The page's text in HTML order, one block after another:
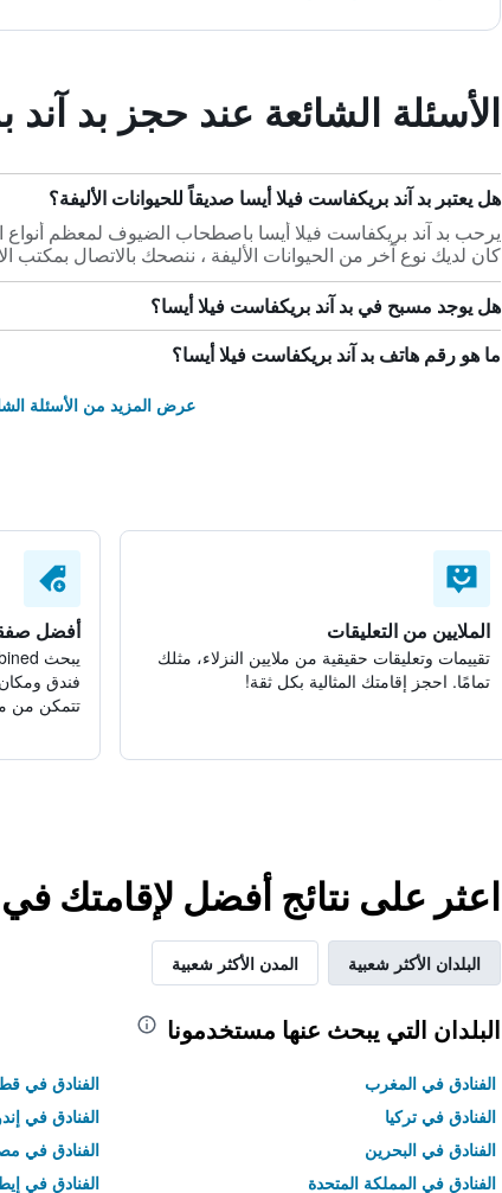
الأسئلة الشائعة عند حجز بد آند
هل يعتبر بد آند بريكفاست فيلا أيسا صديقاً للحيوانات الأليفة؟
يرحب بد آند بريكفاست فيلا أيسا باصطحاب الضيوف لمعظم أنواع
كان لديك نوع آخر من الحيوانات الأليفة ، ننصحك بالاتصال بمكتب
هل يوجد مسبح في بد آند بريكفاست فيلا أيسا؟
ما هو رقم هاتف بد آند بريكفاست فيلا أيسا؟
عرض المزيد من الأسئلة
الملايين من التعليقات
تقييمات وتعليقات حقيقية من ملايين النزلاء، مثلك
تمامًا. احجز إقامتك المثالية بكل ثقة!
أفضل
فندق
تتمكن من
اعثر على نتائج أفضل لإقامتك
البلدان الأكثر شعبية المدن الأكثر شعبية
البلدان التي يبحث عنها مستخدمونا
الفنادق في المغرب الفنادق في
الفنادق في تركيا
الفنادق في
الفنادق في البحرين
الفنادق في
الفنادق في المملكة المتحدة
الفنادق في